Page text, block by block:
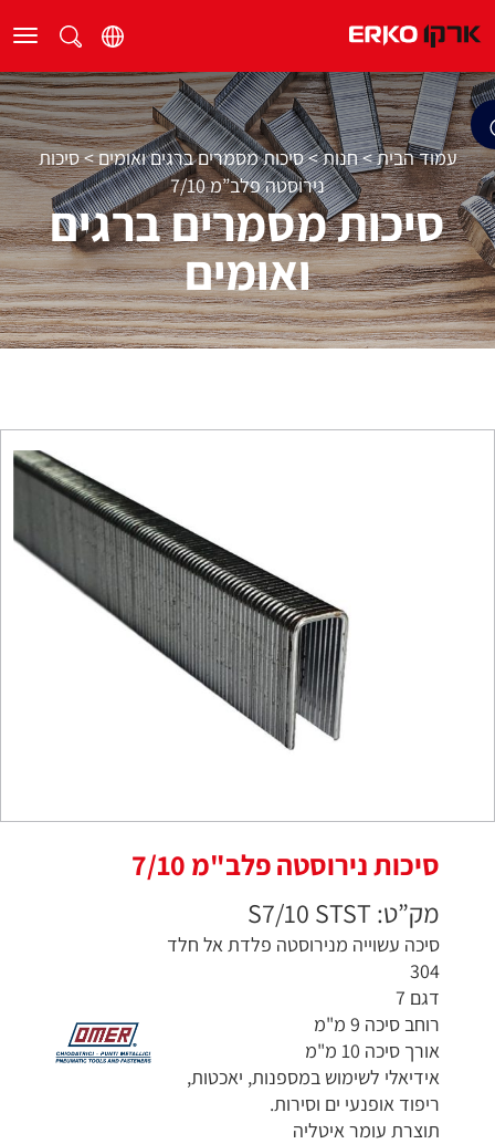
עמוד הבית>חנות>סיכות מסמרים ברגים ואומים>סיכות
נירוסטה פלב”מ 7/10
סיכות מסמרים ברגים
ואומים
סיכות נירוסטה פלב"מ 7/10
מק”ט: S7/10 STST
סיכה עשוייה מנירוסטה פלדת אל חלד
304
דגם 7
רוחב סיכה 9 מ"מ
אורך סיכה 10 מ"מ
אידיאלי לשימוש במספנות, יאכטות,
ריפוד אופנעי ים וסירות.
תוצרת עומר איטליה